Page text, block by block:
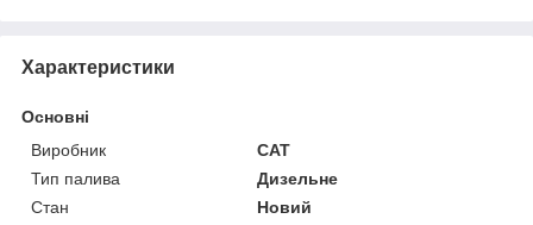
Характеристики
Основні
Виробник
CAT
Тип палива
Дизельне
Стан
Новий